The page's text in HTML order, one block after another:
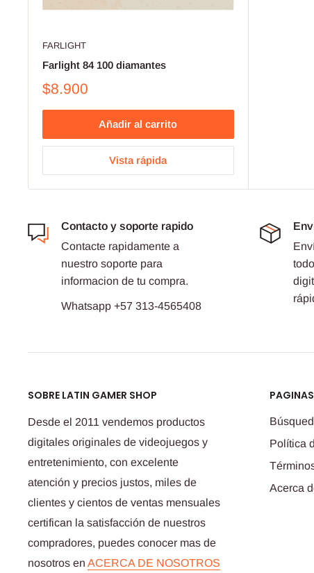
FARLIGHT
Farlight 84 100 diamantes
$8.900
Añadir al carrito
Vista rápida
Contacto y soporte rapido
Contacte rapidamente a
nuestro soporte para
informacion de tu compra.
Whatsapp +57 313-4565408
SOBRE LATIN GAMER SHOP
Desde el 2011 vendemos productos
digitales originales de videojuegos y
entretenimiento, con excelente
atención y precios justos, miles de
clientes y cientos de ventas mensuales
certifican la satisfacción de nuestros
compradores, puedes conocer mas de
nosotros en ACERCA DE NOSOTROS
PAGINAS
Política
Acerca